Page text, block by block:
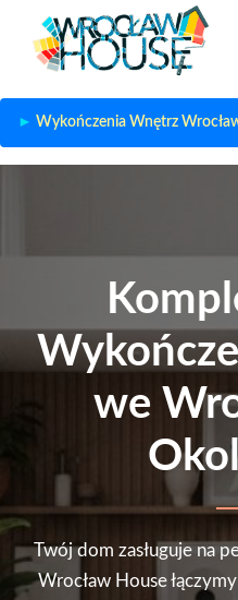
Wykończenia Wnętrz
we
Twój dom zasługuje na
Wrocław House